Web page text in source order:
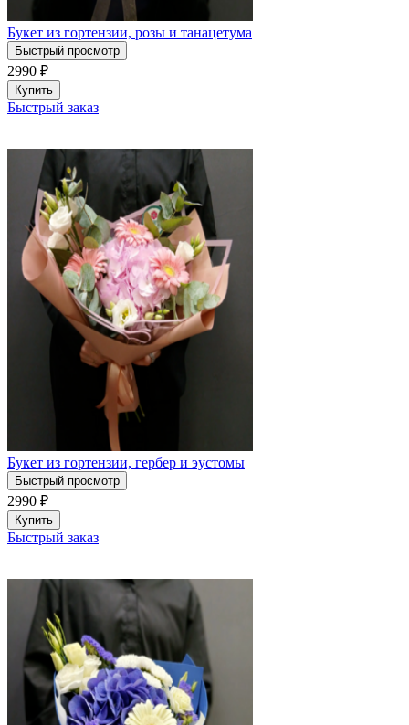
Букет из гортензии, розы и танацетума
Быстрый просмотр
2990 ₽
Купить
Быстрый заказ
Букет из гортензии, гербер и эустомы
Быстрый просмотр
2990 ₽
Купить
Быстрый заказ